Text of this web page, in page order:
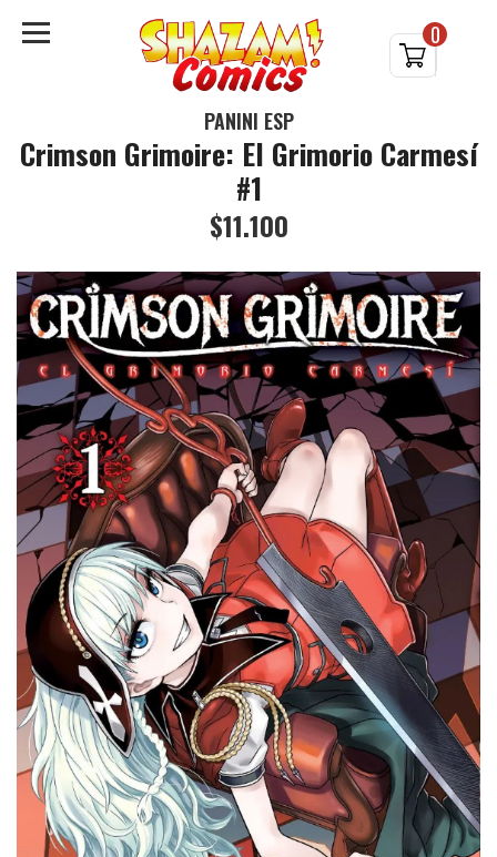
0
PANINI ESP
Crimson Grimoire: El Grimorio Carmesí
#1
$11.100